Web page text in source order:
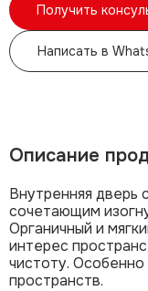
Получить
Написать в
Описание
Внутренняя дверь
сочетающим
Органичный и
интерес
чистоту.
пространств.